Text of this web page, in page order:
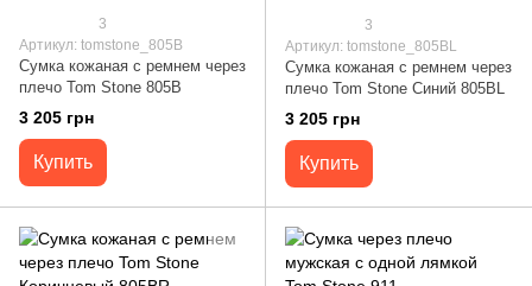
3
Артикул: tomstone_805B
Сумка кожаная с ремнем через
плечо Tom Stone 805B
3 205 грн
Купить
3
Артикул: tomstone_805BL
Сумка кожаная с ремнем через
плечо Tom Stone Синий 805BL
3 205 грн
Купить